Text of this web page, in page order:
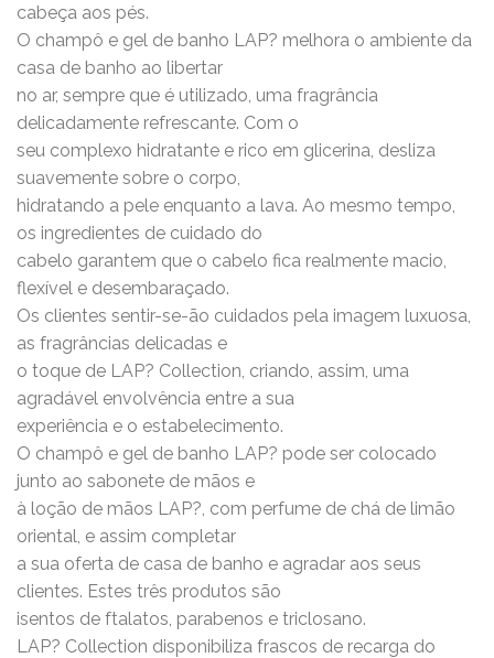
cabeça aos pés.
O champô e gel de banho LAP? melhora o ambiente da
casa de banho ao libertar
no ar, sempre que é utilizado, uma fragrância
delicadamente refrescante. Com o
seu complexo hidratante e rico em glicerina, desliza
suavemente sobre o corpo,
hidratando a pele enquanto a lava. Ao mesmo tempo,
os ingredientes de cuidado do
cabelo garantem que o cabelo fica realmente macio,
flexível e desembaraçado.
Os clientes sentir-se-ão cuidados pela imagem luxuosa,
as fragrâncias delicadas e
o toque de LAP? Collection, criando, assim, uma
agradável envolvência entre a sua
experiência e o estabelecimento.
O champô e gel de banho LAP? pode ser colocado
junto ao sabonete de mãos e
à loção de mãos LAP?, com perfume de chá de limão
oriental, e assim completar
a sua oferta de casa de banho e agradar aos seus
clientes. Estes três produtos são
isentos de ftalatos, parabenos e triclosano.
LAP? Collection disponibiliza frascos de recarga do